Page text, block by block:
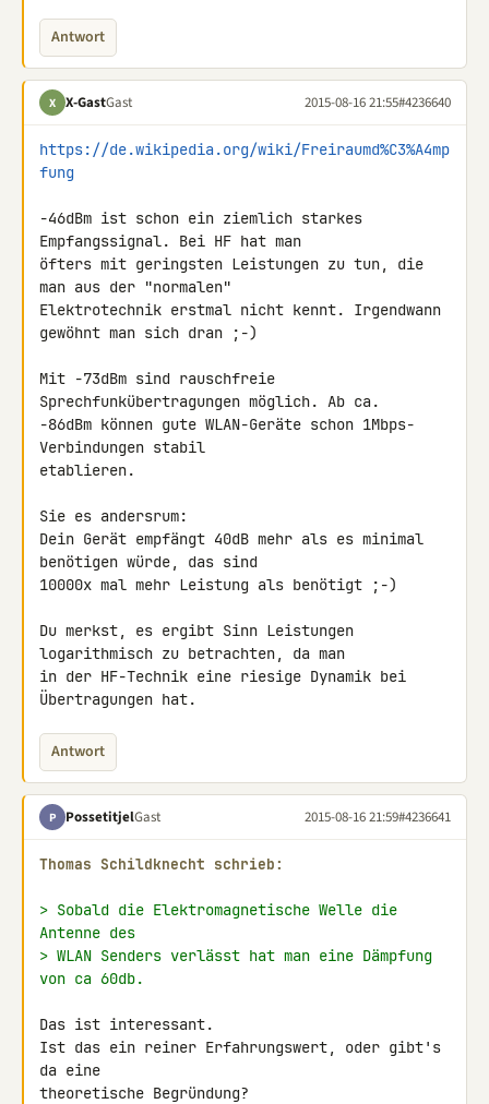
Antwort
X X-GastGast 2015-08-16 21:55#4236640
https://de.wikipedia.org/wiki/Freiraumd%C3%A4mp
fung
-46dBm ist schon ein ziemlich starkes
Empfangssignal. Bei HF hat man
öfters mit geringsten Leistungen zu tun, die
man aus der "normalen"
Elektrotechnik erstmal nicht kennt. Irgendwann
gewöhnt man sich dran ;-)
Mit -73dBm sind rauschfreie
Sprechfunkübertragungen möglich. Ab ca.
-86dBm können gute WLAN-Geräte schon 1Mbps-
Verbindungen stabil
etablieren.
Sie es andersrum:
Dein Gerät empfängt 40dB mehr als es minimal
benötigen würde, das sind
10000x mal mehr Leistung als benötigt ;-)
Du merkst, es ergibt Sinn Leistungen
logarithmisch zu betrachten, da man
in der HF-Technik eine riesige Dynamik bei
Übertragungen hat.
Antwort
P PossetitjelGast 2015-08-16 21:59#4236641
Thomas Schildknecht schrieb:
> Sobald die Elektromagnetische Welle die
Antenne des
> WLAN Senders verlässt hat man eine Dämpfung
von ca 60db.
Das ist interessant.
Ist das ein reiner Erfahrungswert, oder gibt's
da eine
theoretische Begründung?